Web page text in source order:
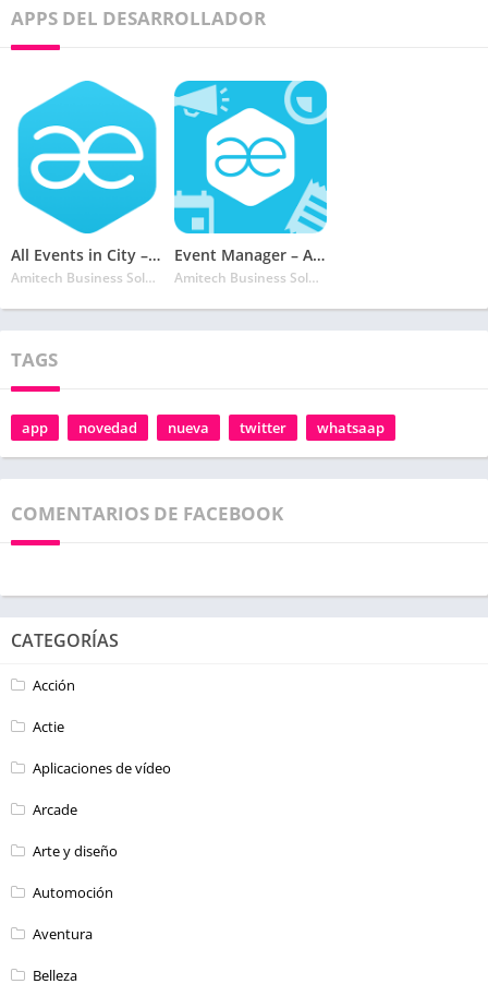
APPS DEL DESARROLLADOR
All Events in City – Discover Events On The GO
Amitech Business Solutions
Event Manager – AllEvents.in
Amitech Business Solutions
TAGS
app novedad nueva twitter whatsaap
COMENTARIOS DE FACEBOOK
CATEGORÍAS
Acción
Actie
Aplicaciones de vídeo
Arcade
Arte y diseño
Automoción
Aventura
Belleza